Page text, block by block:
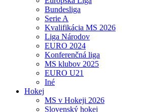
Bundesliga
Serie A
Kvalifikácia MS 2026
Liga Národov
EURO 2024
Konferenčná liga
MS klubov 2025
EURO U21
Iné
Hokej
MS v Hokeji 2026
Slovenský hokej